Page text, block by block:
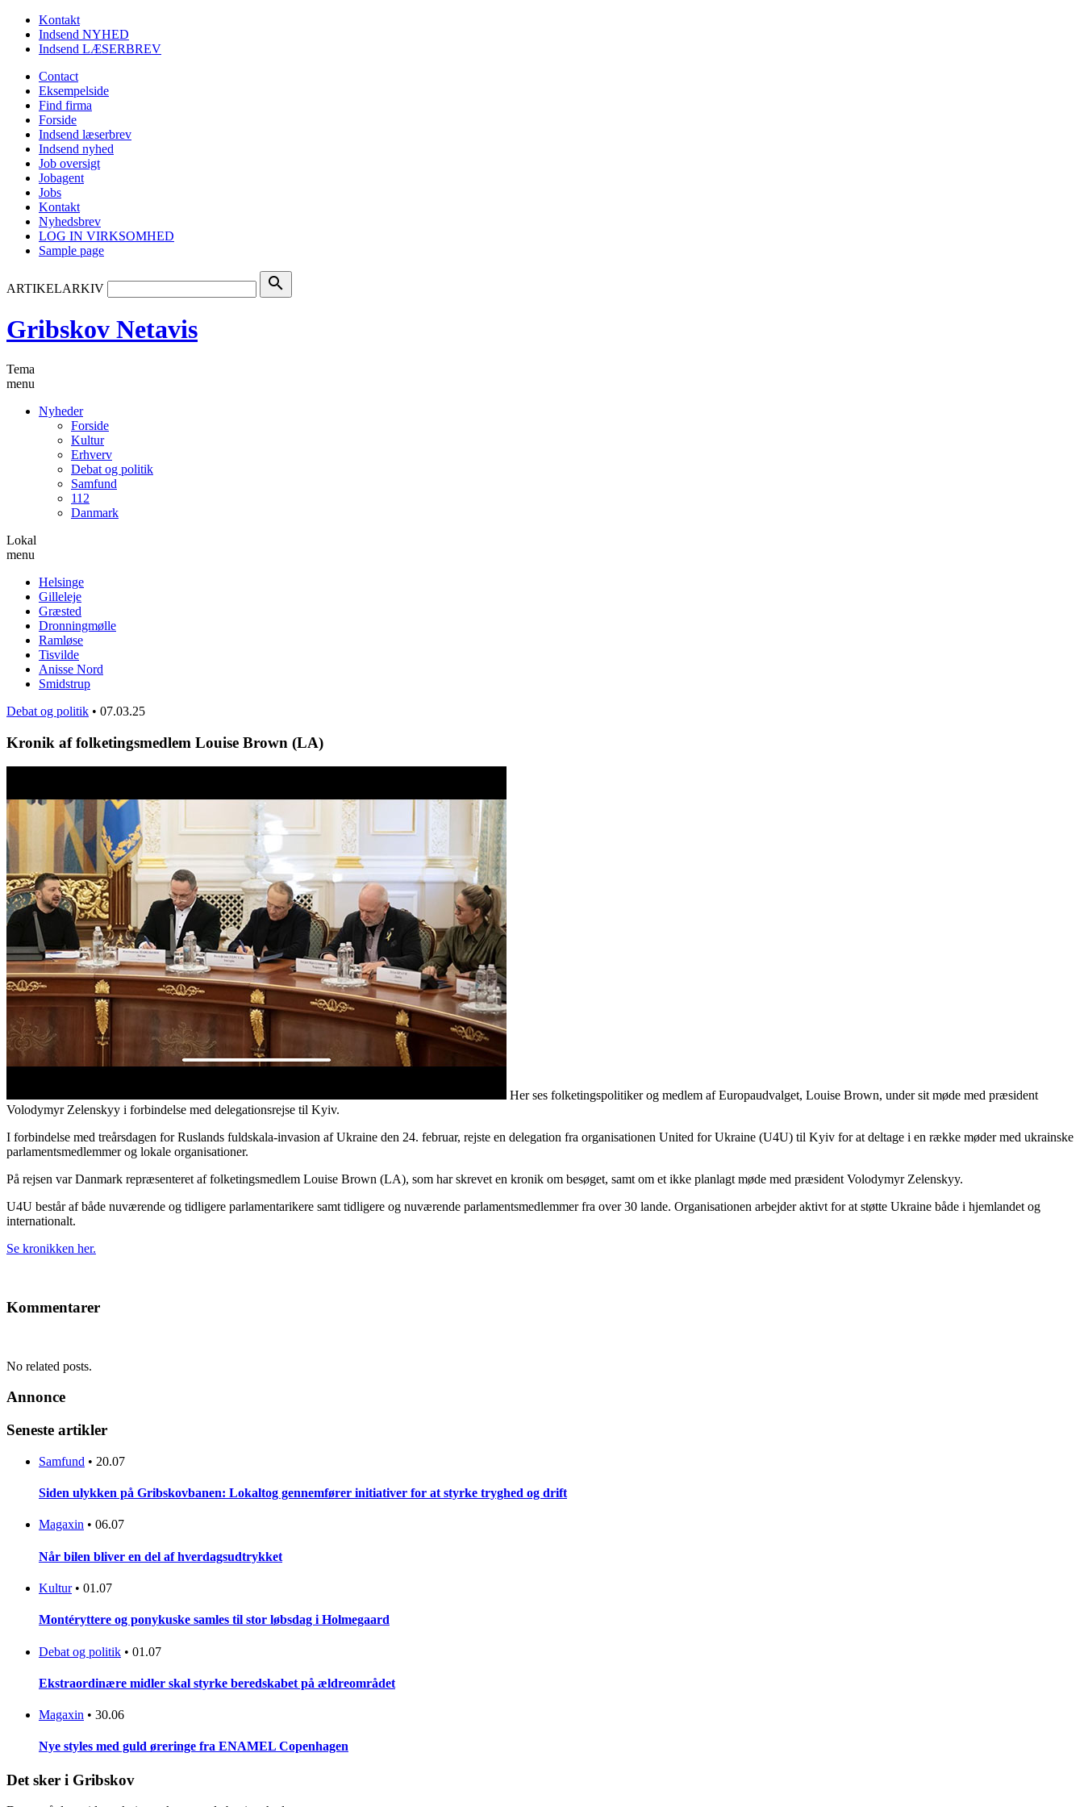
Kontakt
Indsend NYHED
Indsend LÆSERBREV
Contact
Eksempelside
Find firma
Forside
Indsend læserbrev
Indsend nyhed
Job oversigt
Jobagent
Jobs
Kontakt
Nyhedsbrev
LOG IN VIRKSOMHED
Sample page
ARTIKELARKIV search
Gribskov Netavis
Tema
menu
Nyheder
Forside
Kultur
Erhverv
Debat og politik
Samfund
112
Danmark
Lokal
menu
Helsinge
Gilleleje
Græsted
Dronningmølle
Ramløse
Tisvilde
Anisse Nord
Smidstrup
Debat og politik • 07.03.25
Kronik af folketingsmedlem Louise Brown (LA)
Her ses folketingspolitiker og medlem af Europaudvalget, Louise Brown, under sit møde med præsident
Volodymyr Zelenskyy i forbindelse med delegationsrejse til Kyiv.
I forbindelse med treårsdagen for Ruslands fuldskala-invasion af Ukraine den 24. februar, rejste en delegation fra organisationen United for Ukraine (U4U) til Kyiv for at deltage i en række møder med ukrainske
parlamentsmedlemmer og lokale organisationer.
På rejsen var Danmark repræsenteret af folketingsmedlem Louise Brown (LA), som har skrevet en kronik om besøget, samt om et ikke planlagt møde med præsident Volodymyr Zelenskyy.
U4U består af både nuværende og tidligere parlamentarikere samt tidligere og nuværende parlamentsmedlemmer fra over 30 lande. Organisationen arbejder aktivt for at støtte Ukraine både i hjemlandet og
internationalt.
Se kronikken her.
Kommentarer
No related posts.
Annonce
Seneste artikler
Samfund • 20.07
Siden ulykken på Gribskovbanen: Lokaltog gennemfører initiativer for at styrke tryghed og drift
Magaxin • 06.07
Når bilen bliver en del af hverdagsudtrykket
Kultur • 01.07
Montéryttere og ponykuske samles til stor løbsdag i Holmegaard
Debat og politik • 01.07
Ekstraordinære midler skal styrke beredskabet på ældreområdet
Magaxin • 30.06
Nye styles med guld øreringe fra ENAMEL Copenhagen
Det sker i Gribskov